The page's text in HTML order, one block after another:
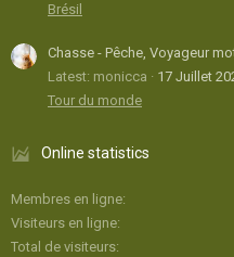
Brésil
Chasse - Pêche, Voyageur
Latest: monicca
17 Juillet
Tour du monde
Online statistics
Membres en ligne
Visiteurs en ligne
Total de visiteurs